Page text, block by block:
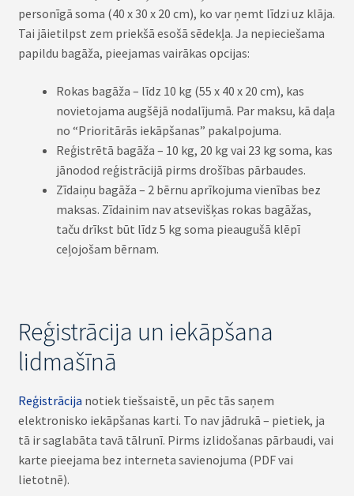
personīgā soma (40 x 30 x 20 cm), ko var ņemt līdzi uz klāja.
Tai jāietilpst zem priekšā esošā sēdekļa. Ja nepieciešama
papildu bagāža, pieejamas vairākas opcijas:
Rokas bagāža – līdz 10 kg (55 x 40 x 20 cm), kas
novietojama augšējā nodalījumā. Par maksu, kā daļa
no “Prioritārās iekāpšanas” pakalpojuma.
Reģistrētā bagāža – 10 kg, 20 kg vai 23 kg soma, kas
jānodod reģistrācijā pirms drošības pārbaudes.
Zīdaiņu bagāža – 2 bērnu aprīkojuma vienības bez
maksas. Zīdainim nav atsevišķas rokas bagāžas,
taču drīkst būt līdz 5 kg soma pieaugušā klēpī
ceļojošam bērnam.
Reģistrācija un iekāpšana
lidmašīnā
Reģistrācija notiek tiešsaistē, un pēc tās saņem
elektronisko iekāpšanas karti. To nav jādrukā – pietiek, ja
tā ir saglabāta tavā tālrunī. Pirms izlidošanas pārbaudi, vai
karte pieejama bez interneta savienojuma (PDF vai
lietotnē).